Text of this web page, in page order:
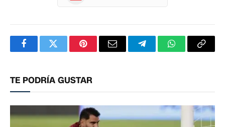
FacebookTwitterPinterestCorreoTelegramWhatsApp
TE PODRÍA GUSTAR